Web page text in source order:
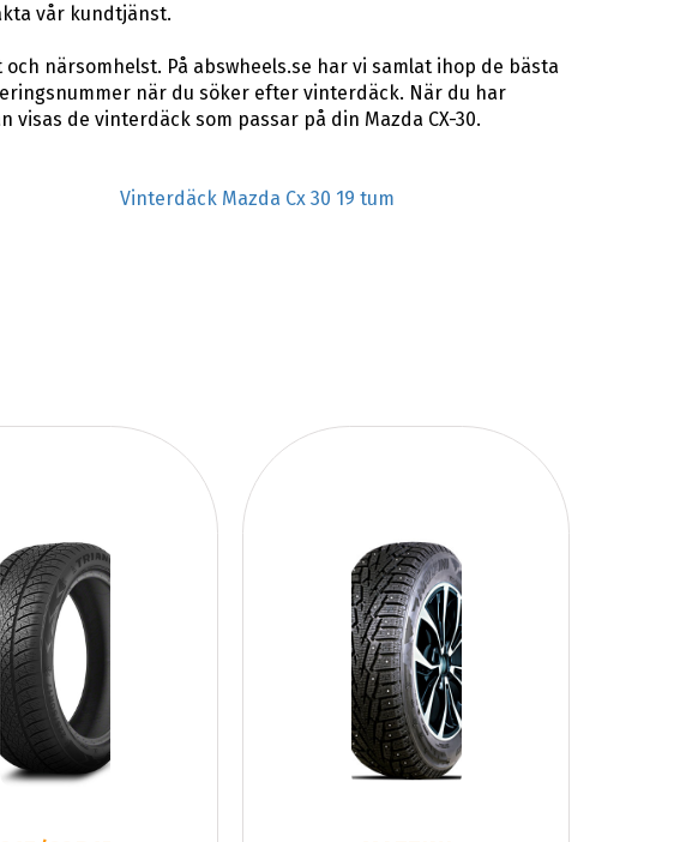
vår kundtjänst.
närsomhelst. På abswheels.se har vi samlat ihop de bästa
när du söker efter vinterdäck. När du har
de vinterdäck som passar på din Mazda CX-30.
Vinterdäck Mazda Cx 30 19 tum